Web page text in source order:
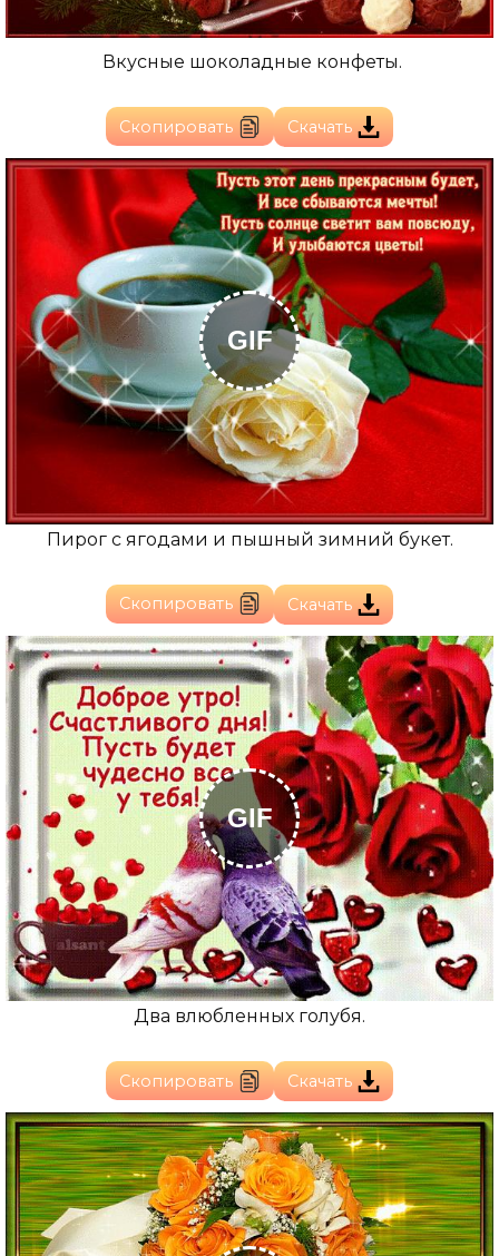
Вкусные шоколадные конфеты.
Скопировать Скачать
GIF
Пирог с ягодами и пышный зимний букет.
Скопировать Скачать
GIF
Два влюбленных голубя.
Скопировать Скачать